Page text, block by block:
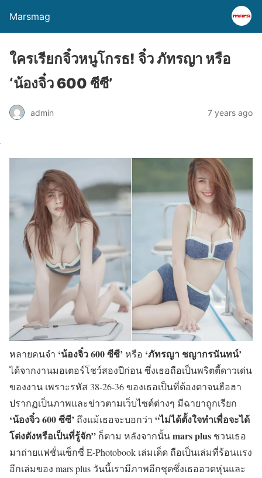
Marsmag
ใครเรียกจิ๋วหนูโกรธ! จิ๋ว ภัทรญา หรือ
‘น้องจิ๋ว 600 ซีซี’
admin 7 years ago
หลายคนจำ ‘น้องจิ๋ว 600 ซีซี’ หรือ ‘ภัทรญา ชญากรนันทน์’
ได้จากงานมอเตอร์โชว์สองปีก่อน ซึ่งเธอถือเป็นพริตตี้ดาวเด่น
ของงาน เพราะรหัส 38-26-36 ของเธอเป็นที่ต้องตาจนฮือฮา
ปรากฏเป็นภาพและข่าวตามเว็บไซต์ต่างๆ มีฉายาถูกเรียก
‘น้องจิ๋ว 600 ซีซี’ ถึงแม้เธอจะบอกว่า “ไม่ได้ตั้งใจทำเพื่อจะได้
โด่งดังหรือเป็นที่รู้จัก” ก็ตาม หลังจากนั้นmars plus ชวนเธอ
มาถ่ายแฟชั่นเซ็กซี่ E-Photobook เล่มเด็ด ถือเป็นเล่มที่ร้อนแรง
อีกเล่มของ mars plus วันนี้เรามีภาพอีกชุดซึ่งเธออวดหุ่นและ